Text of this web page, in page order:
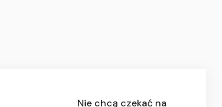
Nie chcą czekać na